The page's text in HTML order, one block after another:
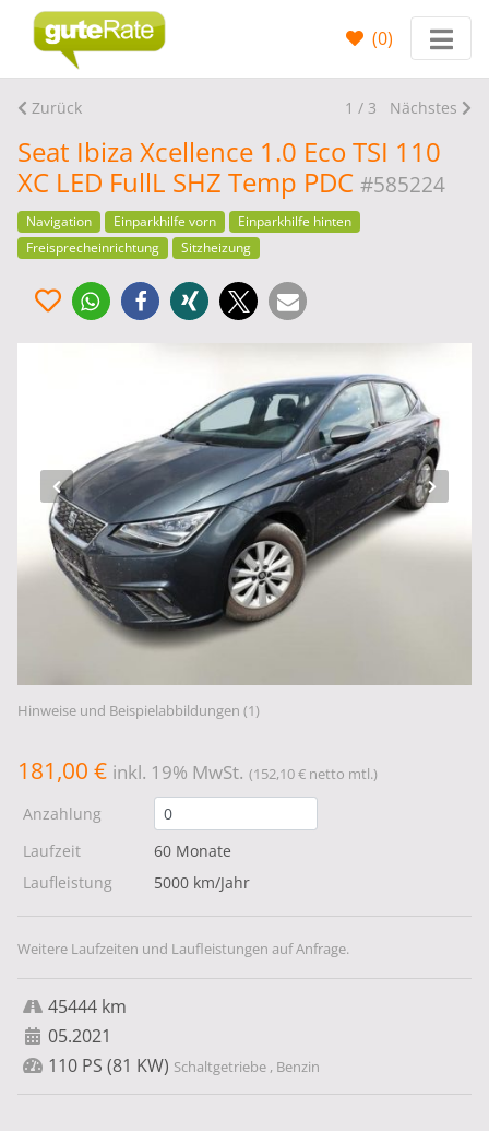
(0)
Zurück 1 / 3 Nächstes
Seat Ibiza Xcellence 1.0 Eco TSI 110
XC LED FullL SHZ Temp PDC #585224
Navigation Einparkhilfe vorn
Einparkhilfe hinten
Freisprecheinrichtung
Sitzheizung
Hinweise und Beispielabbildungen (1)
181,00 € inkl. 19% MwSt. (152,10 € netto mtl.)
Anzahlung
Laufzeit
60 Monate
Laufleistung
5000 km/Jahr
Weitere Laufzeiten und Laufleistungen auf Anfrage.
45444 km
05.2021
110 PS (81 KW) Schaltgetriebe , Benzin